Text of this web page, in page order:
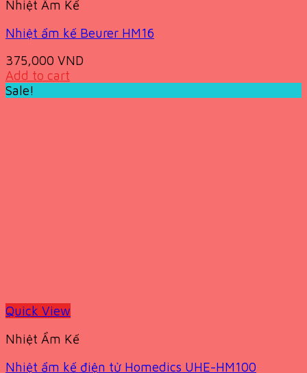
Nhiệt Ẩm Kế
Nhiệt ẩm kế Beurer HM16
375,000 VND
Add to cart
Sale!
Quick View
Nhiệt Ẩm Kế
Nhiệt ẩm kế điện tử Homedics UHE-HM100